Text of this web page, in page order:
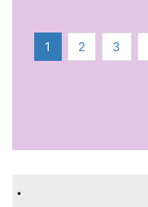
1 2 3
.